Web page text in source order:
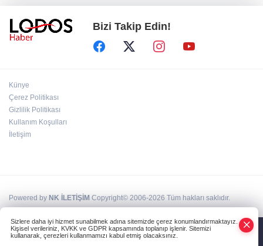
Bakan Gürlek duyurdu: İki çocuk cinayeti
aydınlatıldı!
Bizi Takip Edin!
Künye
Çerez Politikası
Gizlilik Politikası
Kullanım Koşulları
İletişim
Powered by NK İLETİŞİM Copyright© 2006-2026 Tüm hakları saklıdır.
Sizlere daha iyi hizmet sunabilmek adına sitemizde çerez konumlandırmaktayız.
Kişisel verileriniz, KVKK ve GDPR kapsamında toplanıp işlenir. Sitemizi
kullanarak, çerezleri kullanmamızı kabul etmiş olacaksınız.